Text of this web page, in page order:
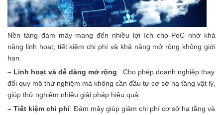
Nền tảng đám mây mang đến nhiều lợi ích cho PoC nhờ khả
năng linh hoạt, tiết kiệm chi phí và khả năng mở rộng không giới
hạn.
– Linh hoạt và dễ dàng mở rộng: Cho phép doanh nghiệp thay
đổi quy mô thử nghiệm mà không cần đầu tư cơ sở hạ tầng vật lý,
giúp thử nghiệm nhiều giải pháp hiệu quả.
– Tiết kiệm chi phí: Đám mây giúp giảm chi phí cơ sở hạ tầng và